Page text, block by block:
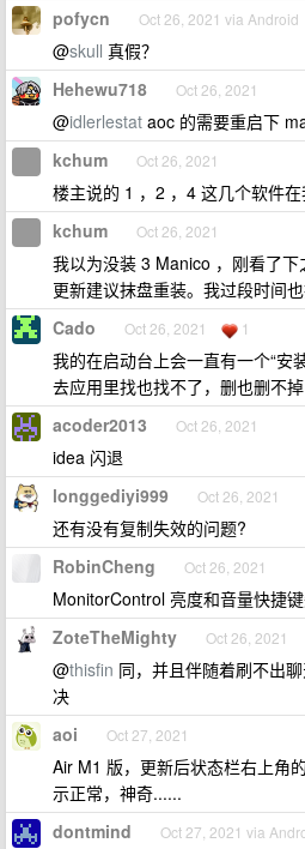
pofycn Oct 26, 2021 via Android
@skull 真假？
Hehewu718 Oct 26, 2021
@idlerlestat aoc 的需要重启下
kchum Oct 26, 2021
楼主说的 1 ，2 ，4 这几个软件在
kchum Oct 26, 2021
我以为没装 3 Manico ，刚看了
更新建议抹盘重装。我过段时间也
Cado Oct 26, 2021 1
我的在启动台上会一直有一个“安
去应用里找也找不了，删也删不
acoder2013 Oct 26, 2021
idea 闪退
longgediyi999 Oct 26, 2021
还有没有复制失效的问题?
RobinCheng Oct 26, 2021
MonitorControl 亮度和音量快捷
ZoteTheMighty Oct 26, 2021
@thisfin 同，并且伴随着刷不出
决
aoi Oct 27, 2021
Air M1 版，更新后状态栏右上角
示正常，神奇......
dontmind Oct 27, 2021 via